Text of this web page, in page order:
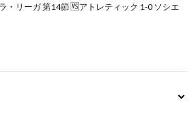
・リーガ 第14節 🆚アトレティック 1-0 ソシエ